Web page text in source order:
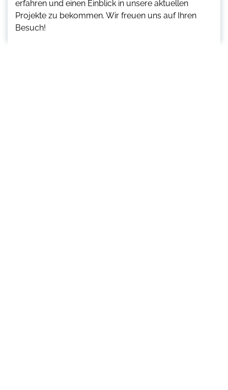
erfahren und einen Einblick in unsere aktuellen
Projekte zu bekommen. Wir freuen uns auf Ihren
Besuch!